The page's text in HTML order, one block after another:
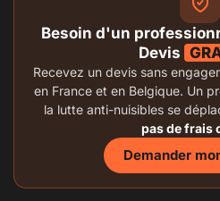
Besoin d'un
Devis
Recevez un devis sans
en France et en Belgique. Un
la lutte anti-nuisibles se
pas de frais
Demander